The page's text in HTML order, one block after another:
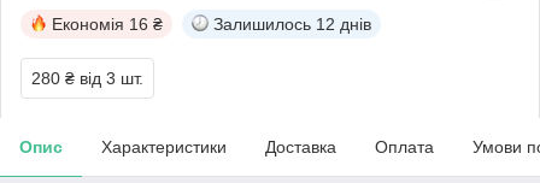
Економія 16 ₴ Залишилось 12 днів
280 ₴ від 3 шт.
Опис Характеристики Доставка Оплата Умови